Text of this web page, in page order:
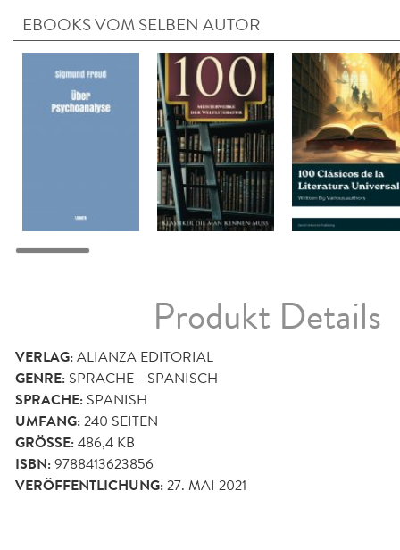
EBOOKS VOM SELBEN AUTOR
Produkt Details
VERLAG:ALIANZA EDITORIAL
GENRE: SPRACHE - SPANISCH
SPRACHE: SPANISH
UMFANG:240 SEITEN
GRÖSSE: 486,4 KB
ISBN:9788413623856
VERÖFFENTLICHUNG:27. MAI 2021